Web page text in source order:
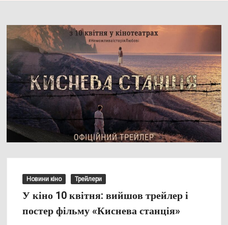
Новини кіно Трейлери
У кіно 10 квітня: вийшов трейлер і
постер фільму «Киснева станція»